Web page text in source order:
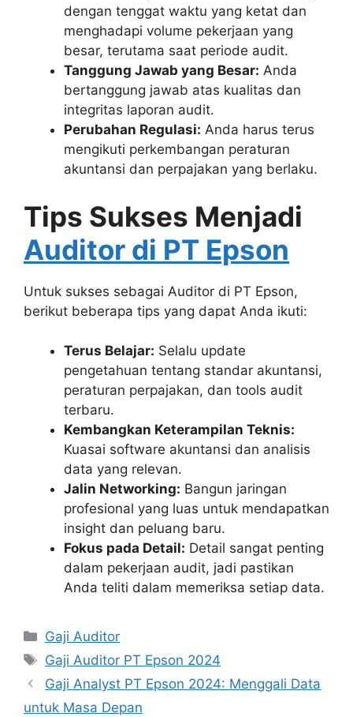
dengan tenggat waktu yang ketat dan
menghadapi volume pekerjaan yang
besar, terutama saat periode audit.
Tanggung Jawab yang Besar: Anda
bertanggung jawab atas kualitas dan
integritas laporan audit.
Perubahan Regulasi: Anda harus terus
mengikuti perkembangan peraturan
akuntansi dan perpajakan yang berlaku.
Tips Sukses Menjadi
Auditor di PT Epson
Untuk sukses sebagai Auditor di PT Epson,
berikut beberapa tips yang dapat Anda ikuti:
Terus Belajar: Selalu update
pengetahuan tentang standar akuntansi,
peraturan perpajakan, dan tools audit
terbaru.
Kembangkan Keterampilan Teknis:
Kuasai software akuntansi dan analisis
data yang relevan.
Jalin Networking: Bangun jaringan
profesional yang luas untuk mendapatkan
insight dan peluang baru.
Fokus pada Detail: Detail sangat penting
dalam pekerjaan audit, jadi pastikan
Anda teliti dalam memeriksa setiap data.
Kategori
Gaji Auditor
Tag
Gaji Auditor PT Epson 2024
Gaji Analyst PT Epson 2024: Menggali Data
untuk Masa Depan